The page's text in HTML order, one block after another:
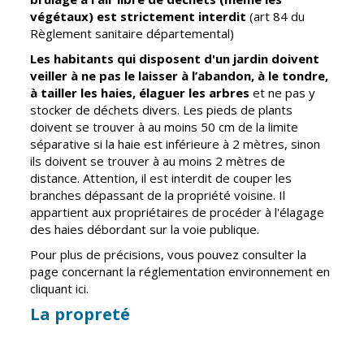
Environnement
Propreté et
déchets
Espaces verts
Réglementation
Transports
Tranquillité
publique
Renouvellement
urbain
Assises de la
citoyenneté
Conseils de
quartiers
Conseil
municipal
d'enfants
Conseil citoyen
végétaux) est strictement interdit (art 84 du
Règlement sanitaire départemental)
Les habitants qui disposent d'un jardin doivent
veiller à ne pas le laisser à l’abandon, à le tondre,
à tailler les haies, élaguer les arbres et ne pas y
stocker de déchets divers. Les pieds de plants
doivent se trouver à au moins 50 cm de la limite
séparative si la haie est inférieure à 2 mètres, sinon
ils doivent se trouver à au moins 2 mètres de
distance. Attention, il est interdit de couper les
branches dépassant de la propriété voisine. Il
appartient aux propriétaires de procéder à l'élagage
des haies débordant sur la voie publique.
Pour plus de précisions, vous pouvez consulter la
page concernant la réglementation environnement en
cliquant ici.
La propreté